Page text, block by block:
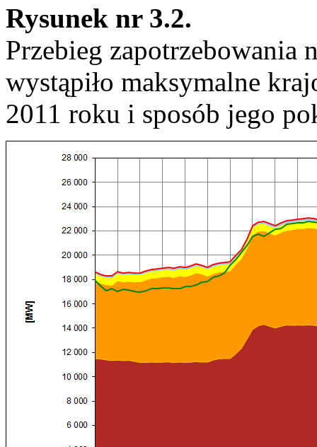
Rysunek nr 3.2.
Przebieg
wystąpiło maksymalne
2011 roku i sposób jego